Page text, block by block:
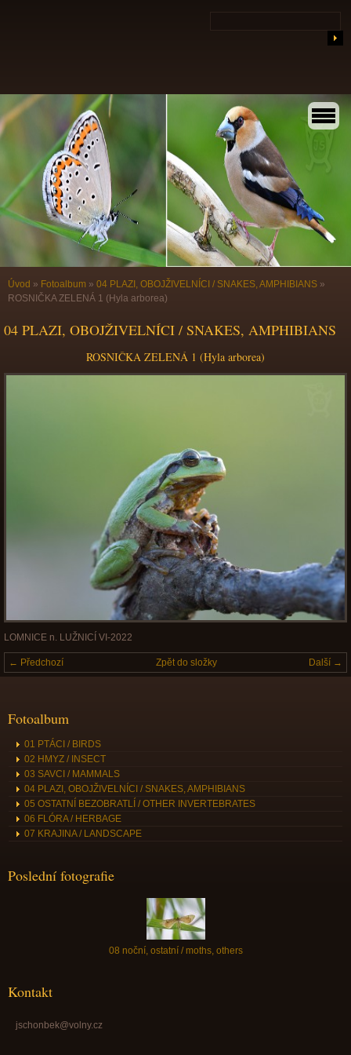
Úvod » Fotoalbum » 04 PLAZI, OBOJŽIVELNÍCI / SNAKES, AMPHIBIANS »
ROSNIČKA ZELENÁ 1 (Hyla arborea)
04 PLAZI, OBOJŽIVELNÍCI / SNAKES, AMPHIBIANS
ROSNIČKA ZELENÁ 1 (Hyla arborea)
LOMNICE n. LUŽNICÍ VI-2022
← Předchozí Další →
Zpět do složky
Fotoalbum
01 PTÁCI / BIRDS
02 HMYZ / INSECT
03 SAVCI / MAMMALS
04 PLAZI, OBOJŽIVELNÍCI / SNAKES, AMPHIBIANS
05 OSTATNÍ BEZOBRATLÍ / OTHER INVERTEBRATES
06 FLÓRA / HERBAGE
07 KRAJINA / LANDSCAPE
Poslední fotografie
08 noční, ostatní / moths, others
Kontakt
jschonbek@volny.cz